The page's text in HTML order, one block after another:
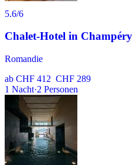
5.6/6
Chalet-Hotel in Champéry
Romandie
ab CHF 412 CHF 289
1 Nacht·2 Personen